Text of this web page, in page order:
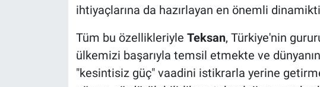
ihtiyaçlarına da hazırlayan en önemli
Tüm bu özellikleriyle Teksan, Türkiye'nin
ülkemizi başarıyla temsil etmekte ve
"kesintisiz güç" vaadini istikrarla yerine